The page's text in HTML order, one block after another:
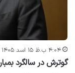
۴:۰۴ ب.ظ ۱۵ اسد ۱۴۰۵
گوترش در سالگرد